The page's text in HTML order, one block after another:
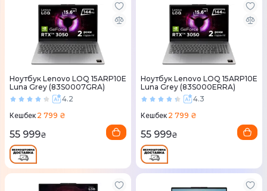
Ноутбук Lenovo LOQ 15ARP10E
Luna Grey (83S0007GRA)
4.2
Кешбек 2 799 ₴
55 999₴
Ноутбук Lenovo LOQ 15ARP10E
Luna Grey (83S000ERRA)
4.3
Кешбек 2 799 ₴
55 999₴